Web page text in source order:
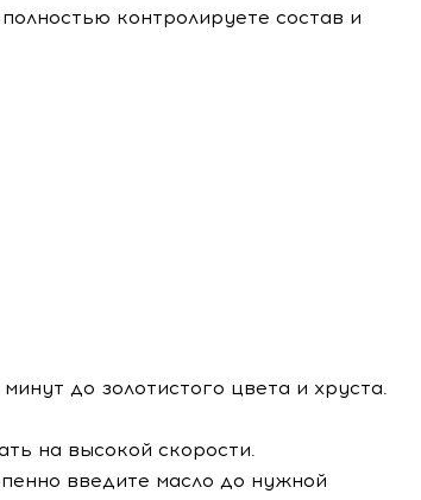
контролируете состав и
до золотистого цвета и хруста.
на высокой скорости.
введите масло до нужной